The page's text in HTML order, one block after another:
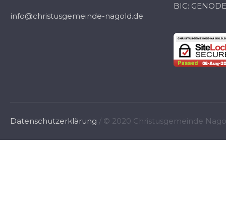
info@christusgemeinde-nagold.de
BIC:
Datenschutzerklärung / © 2020 Christusgemeinde